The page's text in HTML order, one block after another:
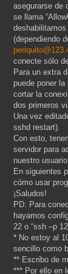
asegurarse de
se llama
(dependiendo
conecte sólo
Para un extra
puede poner
cortar la
dos primeros
Una vez
sshd restart).
Con esto,
servidor para
nuestro
En siguientes
cómo usar
¡Saludos!
PD: Para
hayamos
22 o “ssh –p
* No estoy al
sencillo como
** Escribo de
*** Por ello en